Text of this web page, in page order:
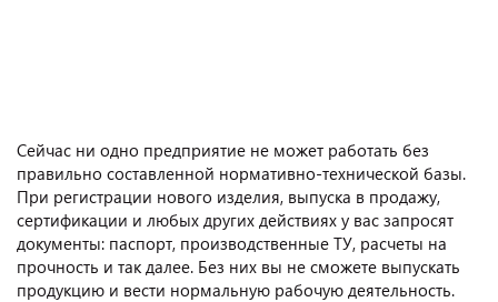
Сейчас ни одно предприятие не может работать без
правильно составленной нормативно-технической базы.
При регистрации нового изделия, выпуска в продажу,
сертификации и любых других действиях у вас запросят
документы: паспорт, производственные ТУ, расчеты на
прочность и так далее. Без них вы не сможете выпускать
продукцию и вести нормальную рабочую деятельность.